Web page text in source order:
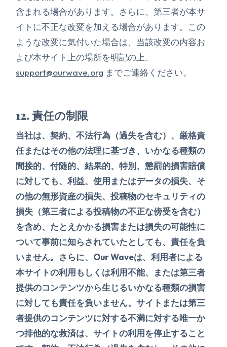
含まれる場合があります。さらに、第三者が本サ
イトに不正な改変を加える場合があります。この
ような改変に気付いた場合は、当該改変の内容お
よび本サイト上の場所を明記の上、
support@ourwave.org までご連絡ください。
12. 責任の制限
当社は、契約、不法行為（過失を含む）、厳格責
任またはその他の法理に基づき、いかなる種類の
間接的、付随的、結果的、特別、懲罰的損害賠償
に対しても、利益、使用またはデータの損失、そ
の他の無形資産の損失、投稿物のセキュリティの
損失（第三者による投稿物の不正な傍受を含む）
を含め、たとえかかる損害または損失の可能性に
ついて事前に知らされていたとしても、責任を負
いません。さらに、Our Waveは、利用者による
本サイトの利用もしくは利用不能、または第三者
提供のコンテンツから生じるいかなる種類の損害
に対しても責任を負いません。サイトまたは第三
者提供のコンテンツに対する不満に対する唯一か
つ排他的な救済は、サイトの利用を停止すること